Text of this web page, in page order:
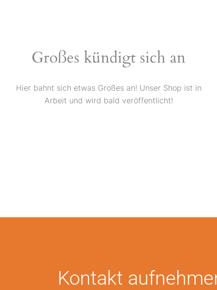
Großes kündigt sich an
Hier bahnt sich etwas Großes an! Unser Shop ist in
Arbeit und wird bald veröffentlicht!
Kontakt